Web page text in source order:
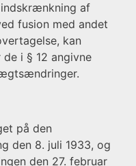
af
fusion med andet
kan
i § 12 angivne
på den
den 8. juli 1933, og
den 27. februar